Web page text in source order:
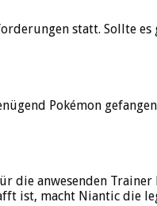
statt. Sollte es
Pokémon
die anwesenden Trainer
ist, macht Niantic die